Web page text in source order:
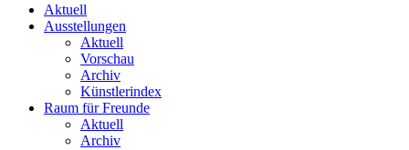
Aktuell
Ausstellungen
Aktuell
Vorschau
Archiv
Künstlerindex
Raum für Freunde
Aktuell
Archiv